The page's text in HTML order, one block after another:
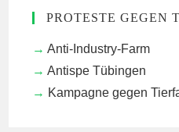
PROTESTE GEGEN
Anti-Industry-Farm
Antispe Tübingen
Kampagne gegen